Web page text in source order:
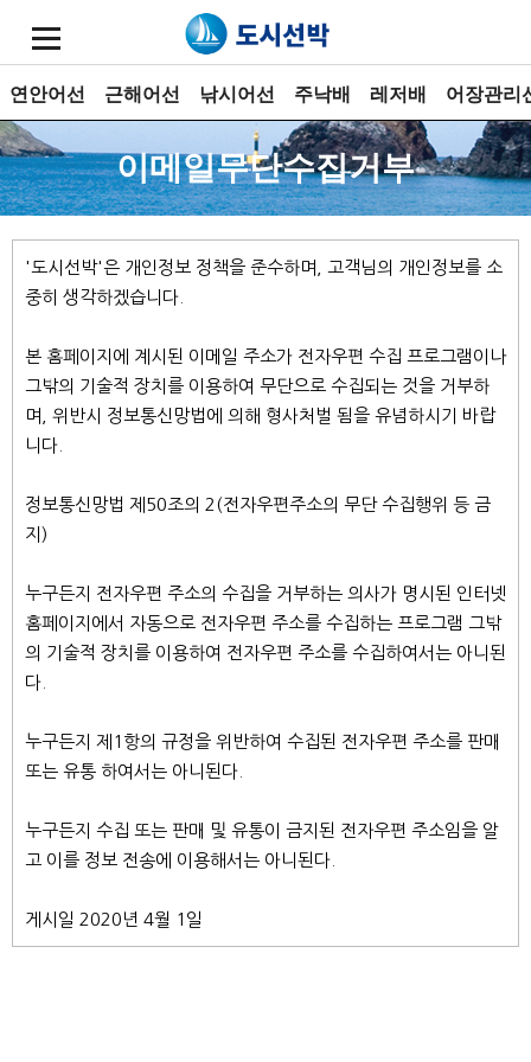
연안어선 근해어선 낚시어선 주낙배 레저배 어장관리
이메일무단수집거부
'도시선박'은 개인정보 정책을 준수하며, 고객님의 개인정보를 소
중히 생각하겠습니다.
본 홈페이지에 계시된 이메일 주소가 전자우편 수집 프로그램이나
그밖의 기술적 장치를 이용하여 무단으로 수집되는 것을 거부하
며, 위반시 정보통신망법에 의해 형사처벌 됨을 유념하시기 바랍
니다.
정보통신망법 제50조의 2(전자우편주소의 무단 수집행위 등 금
지)
누구든지 전자우편 주소의 수집을 거부하는 의사가 명시된 인터넷
홈페이지에서 자동으로 전자우편 주소를 수집하는 프로그램 그밖
의 기술적 장치를 이용하여 전자우편 주소를 수집하여서는 아니된
다.
누구든지 제1항의 규정을 위반하여 수집된 전자우편 주소를 판매
또는 유통 하여서는 아니된다.
누구든지 수집 또는 판매 및 유통이 금지된 전자우편 주소임을 알
고 이를 정보 전송에 이용해서는 아니된다.
게시일 2020년 4월 1일